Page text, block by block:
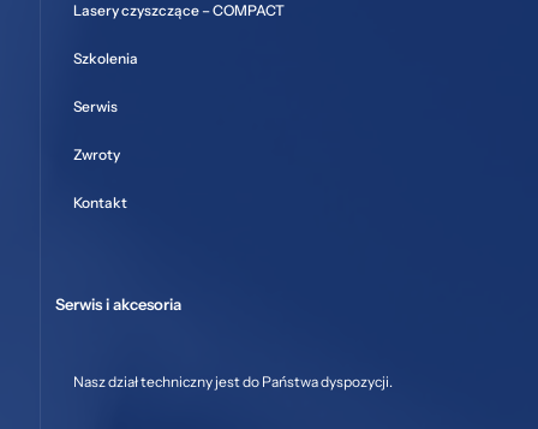
Lasery czyszczące – COMPACT
Szkolenia
Serwis
Zwroty
Kontakt
Serwis i akcesoria
Nasz dział techniczny jest do Państwa dyspozycji.